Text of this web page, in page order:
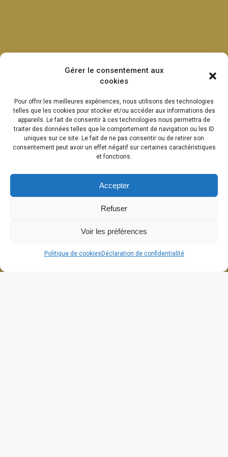
Gérer le consentement aux
cookies
Pour offrir les meilleures expériences, nous utilisons des technologies
telles que les cookies pour stocker et/ou accéder aux informations des
appareils. Le fait de consentir à ces technologies nous permettra de
traiter des données telles que le comportement de navigation ou les ID
uniques sur ce site. Le fait de ne pas consentir ou de retirer son
consentement peut avoir un effet négatif sur certaines caractéristiques
et fonctions.
Accepter
Refuser
Voir les préférences
Politique de cookies Déclaration de confidentialité